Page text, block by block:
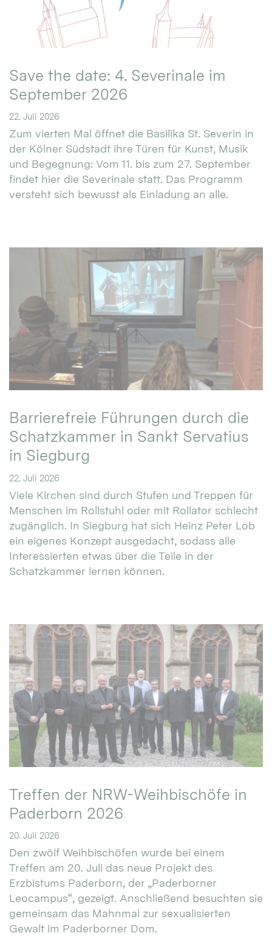
Save the date: 4. Severinale im
September 2026
22. Juli 2026
Zum vierten Mal öffnet die Basilika St. Severin in
der Kölner Südstadt ihre Türen für Kunst, Musik
und Begegnung: Vom 11. bis zum 27. September
findet hier die Severinale statt. Das Programm
versteht sich bewusst als Einladung an alle.
Barrierefreie Führungen durch die
Schatzkammer in Sankt Servatius
in Siegburg
22. Juli 2026
Viele Kirchen sind durch Stufen und Treppen für
Menschen im Rollstuhl oder mit Rollator schlecht
zugänglich. In Siegburg hat sich Heinz Peter Lob
ein eigenes Konzept ausgedacht, sodass alle
Interessierten etwas über die Teile in der
Schatzkammer lernen können.
Treffen der NRW-Weihbischöfe in
Paderborn 2026
20. Juli 2026
Den zwölf Weihbischöfen wurde bei einem
Treffen am 20. Juli das neue Projekt des
Erzbistums Paderborn, der „Paderborner
Leocampus“, gezeigt. Anschließend besuchten sie
gemeinsam das Mahnmal zur sexualisierten
Gewalt im Paderborner Dom.